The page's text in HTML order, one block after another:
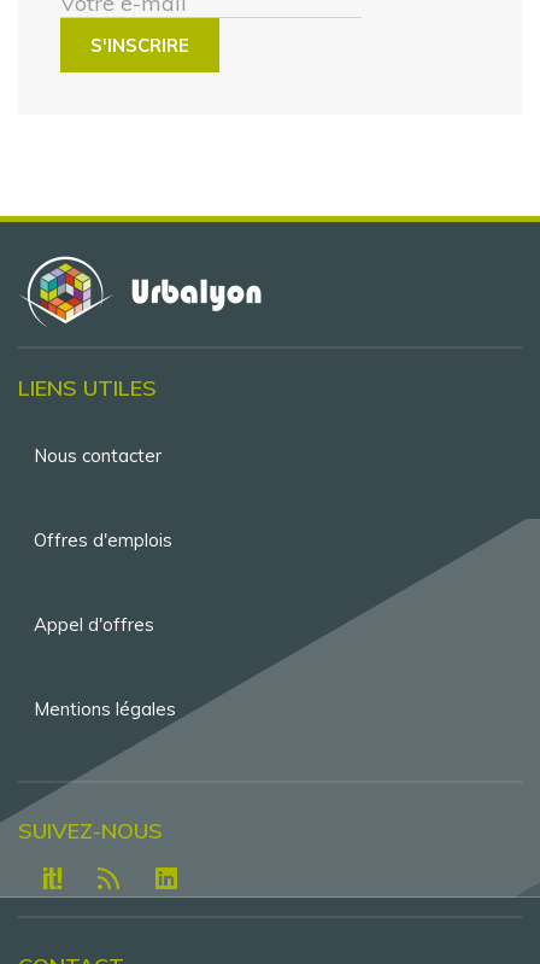
LIENS UTILES
Menu
de
Nous contacter
Offres d'emplois
Appel d'offres
Mentions légales
SUIVEZ-NOUS